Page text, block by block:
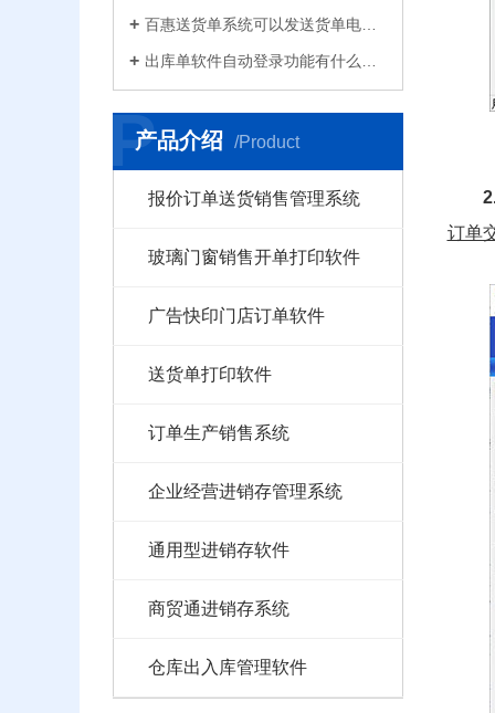
百惠送货单系统可以发送货单电子版给客户微信好友，也可以导出Excel送货单！
出库单软件自动登录功能有什么作用和注意事项？怎么关闭百惠软件打开时自动登录?
产品介绍 /Product
P
报价订单送货销售管理系统
玻璃门窗销售开单打印软件
广告快印门店订单软件
送货单打印软件
订单生产销售系统
企业经营进销存管理系统
通用型进销存软件
商贸通进销存系统
仓库出入库管理软件
订单